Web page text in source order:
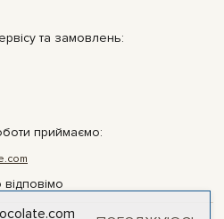
та замовлень:
приймаємо: